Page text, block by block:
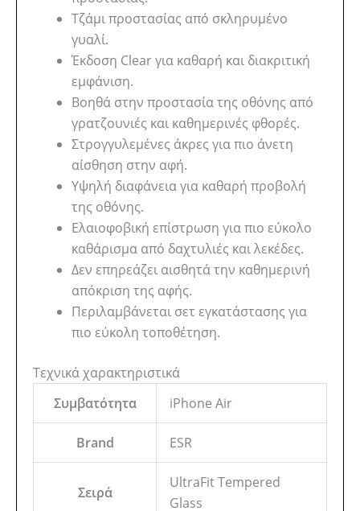
Τζάμι προστασίας από σκληρυμένο
γυαλί.
Έκδοση Clear για καθαρή και διακριτική
εμφάνιση.
Βοηθά στην προστασία της οθόνης από
γρατζουνιές και καθημερινές φθορές.
Στρογγυλεμένες άκρες για πιο άνετη
αίσθηση στην αφή.
Υψηλή διαφάνεια για καθαρή προβολή
της οθόνης.
Ελαιοφοβική επίστρωση για πιο εύκολο
καθάρισμα από δαχτυλιές και λεκέδες.
Δεν επηρεάζει αισθητά την καθημερινή
απόκριση της αφής.
Περιλαμβάνεται σετ εγκατάστασης για
πιο εύκολη τοποθέτηση.
Τεχνικά χαρακτηριστικά
Συμβατότητα
iPhone Air
Brand ESR
Σειρά
UltraFit Tempered
Glass